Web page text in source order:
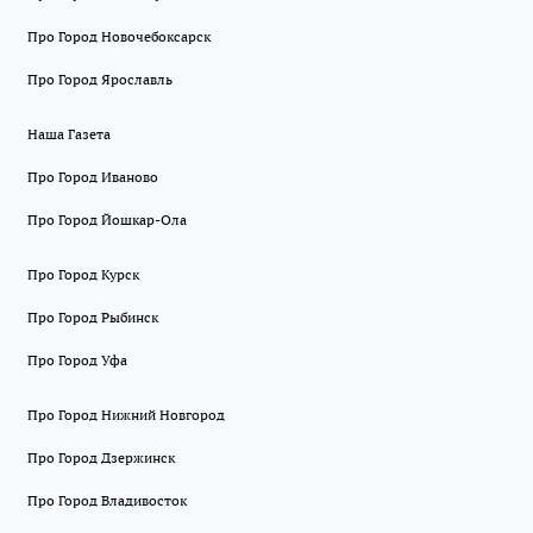
Про Город Новочебоксарск
Про Город Ярославль
Наша Газета
Про Город Иваново
Про Город Йошкар-Ола
Про Город Курск
Про Город Рыбинск
Про Город Уфа
Про Город Нижний Новгород
Про Город Дзержинск
Про Город Владивосток